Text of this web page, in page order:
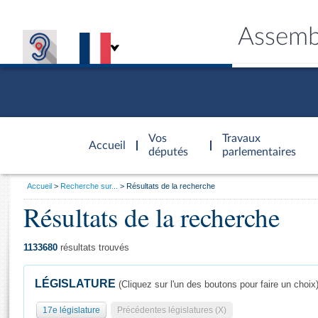
Accueil
d'accueil
Vos
députés
Travaux
parlementaires
Général
Vous
Accueil Recherche sur... Résultats de la recherche
Résultats de la recherche
1133680 résultats trouvés
LÉGISLATURE (Cliquez sur l'un des boutons pour faire un choix)
17e législature Précédentes législatures (X)